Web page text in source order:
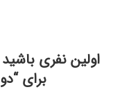
اولین نفری
برای